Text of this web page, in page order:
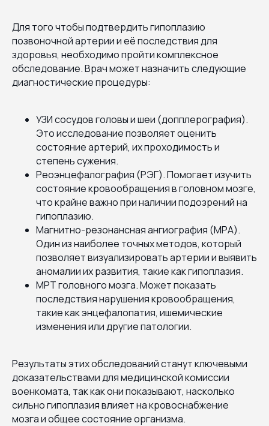
Для того чтобы подтвердить гипоплазию
позвоночной артерии и её последствия для
здоровья, необходимо пройти комплексное
обследование. Врач может назначить следующие
диагностические процедуры:
УЗИ сосудов головы и шеи (допплерография).
Это исследование позволяет оценить
состояние артерий, их проходимость и
степень сужения.
Реоэнцефалография (РЭГ). Помогает изучить
состояние кровообращения в головном мозге,
что крайне важно при наличии подозрений на
гипоплазию.
Магнитно-резонансная ангиография (МРА).
Один из наиболее точных методов, который
позволяет визуализировать артерии и выявить
аномалии их развития, такие как гипоплазия.
МРТ головного мозга. Может показать
последствия нарушения кровообращения,
такие как энцефалопатия, ишемические
изменения или другие патологии.
Результаты этих обследований станут ключевыми
доказательствами для медицинской комиссии
военкомата, так как они показывают, насколько
сильно гипоплазия влияет на кровоснабжение
мозга и общее состояние организма.